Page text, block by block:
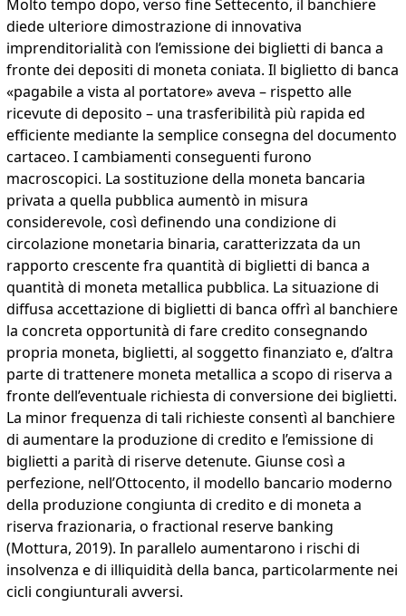
Molto tempo dopo, verso fine Settecento, il banchiere
diede ulteriore dimostrazione di innovativa
imprenditorialità con l’emissione dei biglietti di banca a
fronte dei depositi di moneta coniata. Il biglietto di banca
«pagabile a vista al portatore» aveva – rispetto alle
ricevute di deposito – una trasferibilità più rapida ed
efficiente mediante la semplice consegna del documento
cartaceo. I cambiamenti conseguenti furono
macroscopici. La sostituzione della moneta bancaria
privata a quella pubblica aumentò in misura
considerevole, così definendo una condizione di
circolazione monetaria binaria, caratterizzata da un
rapporto crescente fra quantità di biglietti di banca a
quantità di moneta metallica pubblica. La situazione di
diffusa accettazione di biglietti di banca offrì al banchiere
la concreta opportunità di fare credito consegnando
propria moneta, biglietti, al soggetto finanziato e, d’altra
parte di trattenere moneta metallica a scopo di riserva a
fronte dell’eventuale richiesta di conversione dei biglietti.
La minor frequenza di tali richieste consentì al banchiere
di aumentare la produzione di credito e l’emissione di
biglietti a parità di riserve detenute. Giunse così a
perfezione, nell’Ottocento, il modello bancario moderno
della produzione congiunta di credito e di moneta a
riserva frazionaria, o fractional reserve banking
(Mottura, 2019). In parallelo aumentarono i rischi di
insolvenza e di illiquidità della banca, particolarmente nei
cicli congiunturali avversi.